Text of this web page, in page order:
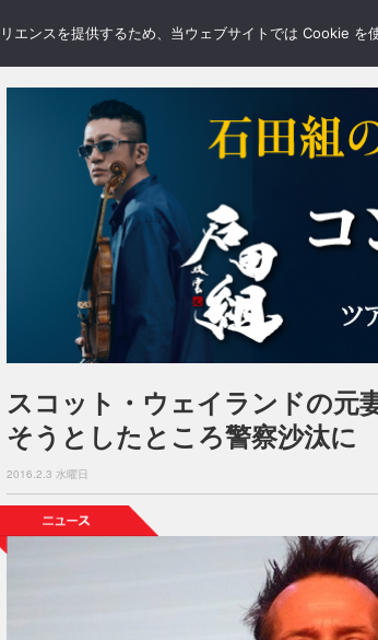
NEWS REVIEWS GALLERY
スコット・ウェイランドの元
そうとしたところ警察沙汰に
2016.2.3 水曜日
エンスを提供するため、当ウェブサイトでは Cookie